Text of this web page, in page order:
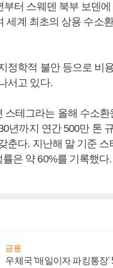
부터 스웨덴 북부 보덴
세계 최초의 상용 수소
정학적 불안 등으로 비
서고 있다.
스테그라는 올해 수소환
년까지 연간 500만 톤
춘다. 지난해 말 기준 스
은 약 60%를 기록했다.
금융
우체국 '매일이자 파킹통장'